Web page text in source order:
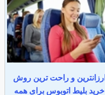
ارزانترین و راحت ترین روش
خرید بلیط اتوبوس برای همه